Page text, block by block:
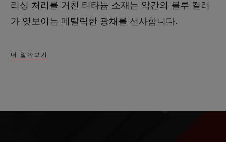
리싱 처리를 거친 티타늄 소재는 약간의 블루 컬러
가 엿보이는 메탈릭한 광채를 선사합니다.
더 알아보기